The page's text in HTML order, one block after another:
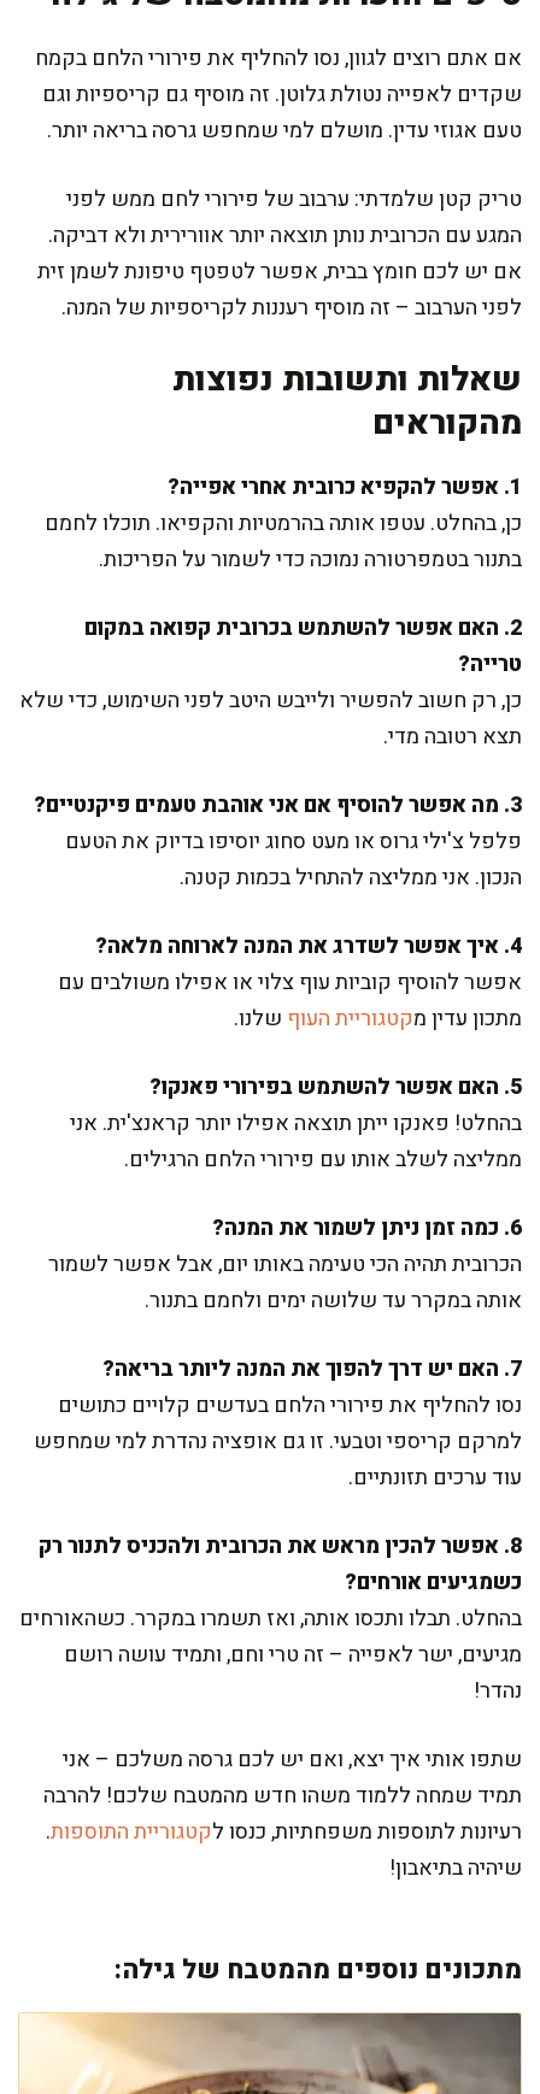
אם אתם רוצים לגוון, נסו להחליף את פירורי הלחם בקמח
שקדים לאפייה נטולת גלוטן. זה מוסיף גם קריספיות וגם
טעם אגוזי עדין. מושלם למי שמחפש גרסה בריאה יותר.
טריק קטן שלמדתי: ערבוב של פירורי לחם ממש לפני
המגע עם הכרובית נותן תוצאה יותר אוורירית ולא דביקה.
אם יש לכם חומץ בבית, אפשר לטפטף טיפונת לשמן זית
לפני הערבוב – זה מוסיף רעננות לקריספיות של המנה.
שאלות ותשובות נפוצות
מהקוראים
1. אפשר להקפיא כרובית אחרי אפייה?
כן, בהחלט. עטפו אותה בהרמטיות והקפיאו. תוכלו לחמם
בתנור בטמפרטורה נמוכה כדי לשמור על הפריכות.
2. האם אפשר להשתמש בכרובית קפואה במקום
טרייה?
כן, רק חשוב להפשיר ולייבש היטב לפני השימוש, כדי שלא
תצא רטובה מדי.
3. מה אפשר להוסיף אם אני אוהבת טעמים פיקנטיים?
פלפל צ'ילי גרוס או מעט סחוג יוסיפו בדיוק את הטעם
הנכון. אני ממליצה להתחיל בכמות קטנה.
4. איך אפשר לשדרג את המנה לארוחה מלאה?
אפשר להוסיף קוביות עוף צלוי או אפילו משולבים עם
מתכון עדין מקטגוריית העוף שלנו.
5. האם אפשר להשתמש בפירורי פאנקו?
בהחלט! פאנקו ייתן תוצאה אפילו יותר קראנצ'ית. אני
ממליצה לשלב אותו עם פירורי הלחם הרגילים.
6. כמה זמן ניתן לשמור את המנה?
הכרובית תהיה הכי טעימה באותו יום, אבל אפשר לשמור
אותה במקרר עד שלושה ימים ולחמם בתנור.
7. האם יש דרך להפוך את המנה ליותר בריאה?
נסו להחליף את פירורי הלחם בעדשים קלויים כתושים
למרקם קריספי וטבעי. זו גם אופציה נהדרת למי שמחפש
עוד ערכים תזונתיים.
8. אפשר להכין מראש את הכרובית ולהכניס לתנור רק
כשמגיעים אורחים?
בהחלט. תבלו ותכסו אותה, ואז תשמרו במקרר. כשהאורחים
מגיעים, ישר לאפייה – זה טרי וחם, ותמיד עושה רושם
נהדר!
שתפו אותי איך יצא, ואם יש לכם גרסה משלכם – אני
תמיד שמחה ללמוד משהו חדש מהמטבח שלכם! להרבה
רעיונות לתוספות משפחתיות, כנסו לקטגוריית התוספות.
שיהיה בתיאבון!
מתכונים נוספים מהמטבח של גילה: